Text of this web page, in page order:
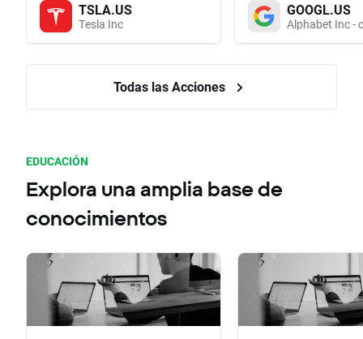
TSLA.US
Tesla Inc
GOOGL.US
Alphabet Inc -
Todas las Acciones
EDUCACIÓN
Explora una amplia base de
conocimientos